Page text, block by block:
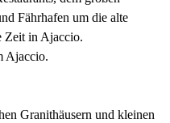
Fährhafen um die alte
Zeit in Ajaccio.
Ajaccio.
Granithäusern und kleinen